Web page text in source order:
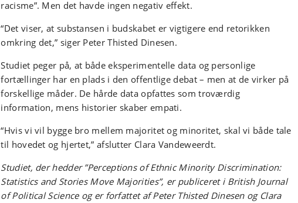
racisme”. Men det havde ingen negativ effekt.
“Det viser, at substansen i budskabet er vigtigere end retorikken
omkring det,” siger Peter Thisted Dinesen.
Studiet peger på, at både eksperimentelle data og personlige
fortællinger har en plads i den offentlige debat – men at de virker på
forskellige måder. De hårde data opfattes som troværdig
information, mens historier skaber empati.
“Hvis vi vil bygge bro mellem majoritet og minoritet, skal vi både tale
til hovedet og hjertet,” afslutter Clara Vandeweerdt.
Studiet, der hedder ”Perceptions of Ethnic Minority Discrimination:
Statistics and Stories Move Majorities”, er publiceret i British Journal
of Political Science og er forfattet af Peter Thisted Dinesen og Clara